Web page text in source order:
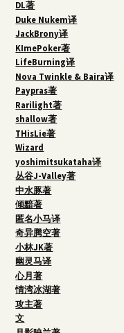
DL著
Duke Nukem译
JackBrony译
KImePoker著
LifeBurning译
Nova Twinkle & Baira译
Paypras著
Rarilight著
shallow著
THisLie著
Wizard
yoshimitsukataha译
丛谷J-Valley著
中水豚著
倾黯著
匿名小马译
奇异腾空著
小林JK著
幽灵马译
心月著
情湾冰湖著
攻主著
文